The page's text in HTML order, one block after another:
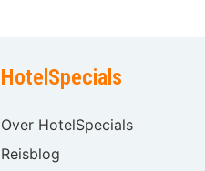
HotelSpecials
Over HotelSpecials
Reisblog